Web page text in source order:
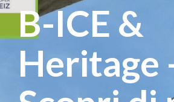
principale
B-ICE &
Heritage